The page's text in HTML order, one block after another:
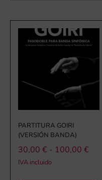
PARTITURA GOIRI
(VERSIÓN BANDA)
30,00 € - 100,00 €
IVA incluido